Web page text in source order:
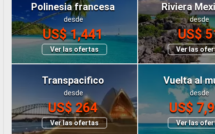
Polinesia francesa
desde
US$ 1,441
Ver las ofertas
Riviera
desde
US$
Ver las
Transpacifico
desde
US$ 264
Ver las ofertas
Vuelta al
desde
US$
Ver las